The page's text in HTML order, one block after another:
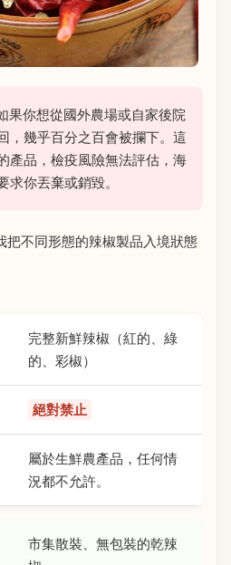
果你想從國外農場或自家後院
，幾乎百分之百會被攔下。這
產品，檢疫風險無法評估，海
求你丟棄或銷毀。
把不同形態的辣椒製品入境狀態
完整新鮮辣椒（紅的、綠
的、彩椒）
絕對禁止
屬於生鮮農產品，任何情
況都不允許。
市集散裝、無包裝的乾辣